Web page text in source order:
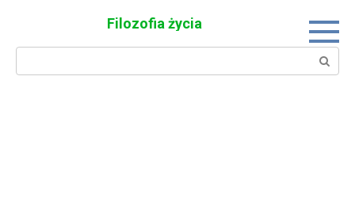
Filozofia życia
Search: